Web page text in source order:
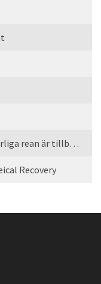
Games Made in Sweden 2026 – Den årliga rean är tillbaka
Recovery